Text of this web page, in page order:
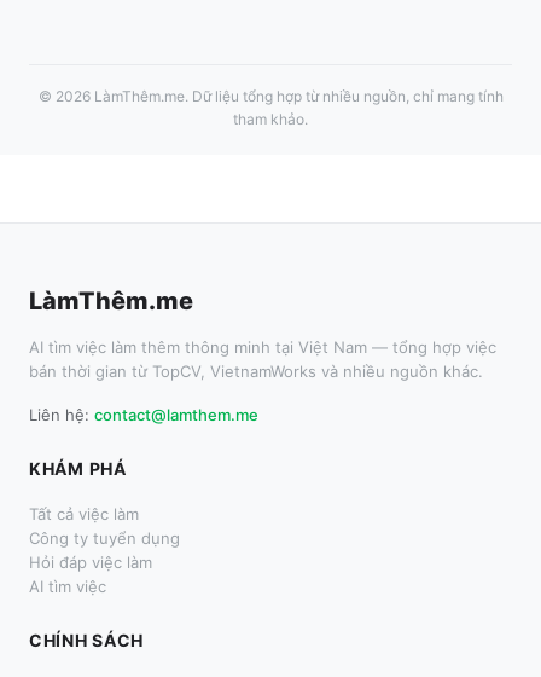
© 2026 LàmThêm.me. Dữ liệu tổng hợp từ nhiều nguồn, chỉ mang tính
tham khảo.
LàmThêm.me
AI tìm việc làm thêm thông minh tại Việt Nam — tổng hợp việc
bán thời gian từ TopCV, VietnamWorks và nhiều nguồn khác.
Liên hệ: contact@lamthem.me
KHÁM PHÁ
Tất cả việc làm
Công ty tuyển dụng
Hỏi đáp việc làm
AI tìm việc
CHÍNH SÁCH